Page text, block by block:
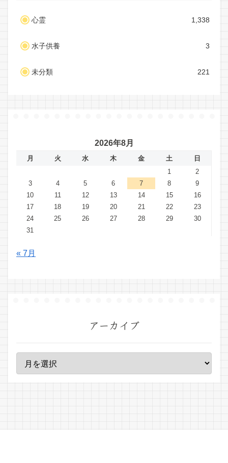
心霊 1,338
水子供養 3
未分類 221
2026年8月
月 火 水 木 金 土
日
1
2
3
4 5 6 7 8
9
10
11 12 13 14 15
16
17
18 19 20 21 22
23
24
25 26 27 28 29
30
31
« 7月
アーカイブ